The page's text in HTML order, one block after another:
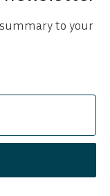
to your